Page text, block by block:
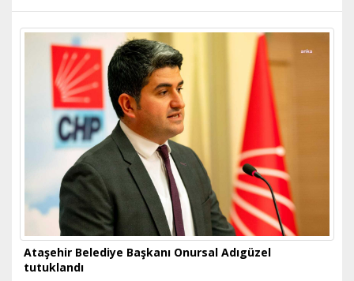
Ataşehir Belediye Başkanı Onursal Adıgüzel
tutuklandı